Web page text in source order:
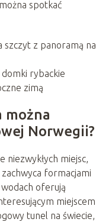
spotkać
szczyt z panoramą na
rybackie
zimą
można
Norwegii?
niezwykłych miejsc,
zachwyca formacjami
oferują
miejscem
tunel na świecie,